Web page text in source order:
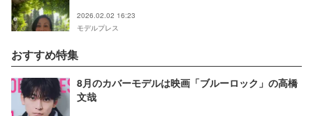
2026.02.02 16:23
モデルプレス
おすすめ特集
8月のカバーモデルは映画「ブルーロック」の高橋
文哉